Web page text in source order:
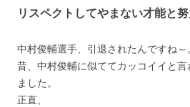
リスペクトしてやまない才能と
中村俊輔選手、引退されたんですね～
昔、中村俊輔に似ててカッコイイと
ました。
正直、